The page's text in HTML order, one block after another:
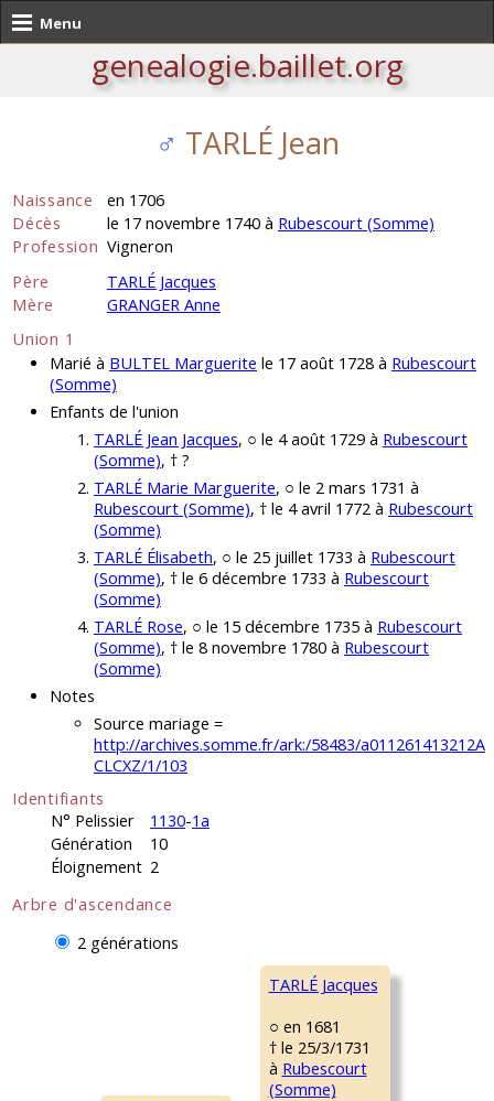
Menu
genealogie.baillet.org
♂ TARLÉ Jean
Naissance
en 1706
Décès
le 17 novembre 1740 à Rubescourt (Somme)
Profession Vigneron
Père
TARLÉ Jacques
Mère
GRANGER Anne
Union 1
Marié à BULTEL Marguerite le 17 août 1728 à Rubescourt
(Somme)
Enfants de l'union
TARLÉ Jean Jacques, ○ le 4 août 1729 à Rubescourt
(Somme), † ?
TARLÉ Marie Marguerite, ○ le 2 mars 1731 à
Rubescourt (Somme), † le 4 avril 1772 à Rubescourt
(Somme)
TARLÉ Élisabeth, ○ le 25 juillet 1733 à Rubescourt
(Somme), † le 6 décembre 1733 à Rubescourt
(Somme)
TARLÉ Rose, ○ le 15 décembre 1735 à Rubescourt
(Somme), † le 8 novembre 1780 à Rubescourt
(Somme)
Notes
Source mariage =
http://archives.somme.fr/ark:/58483/a011261413212A
CLCXZ/1/103
Identifiants
N° Pelissier
1130-1a
Génération
10
Éloignement 2
Arbre d'ascendance
2 générations
TARLÉ Jacques
○ en 1681
† le 25/3/1731
à Rubescourt
(Somme)